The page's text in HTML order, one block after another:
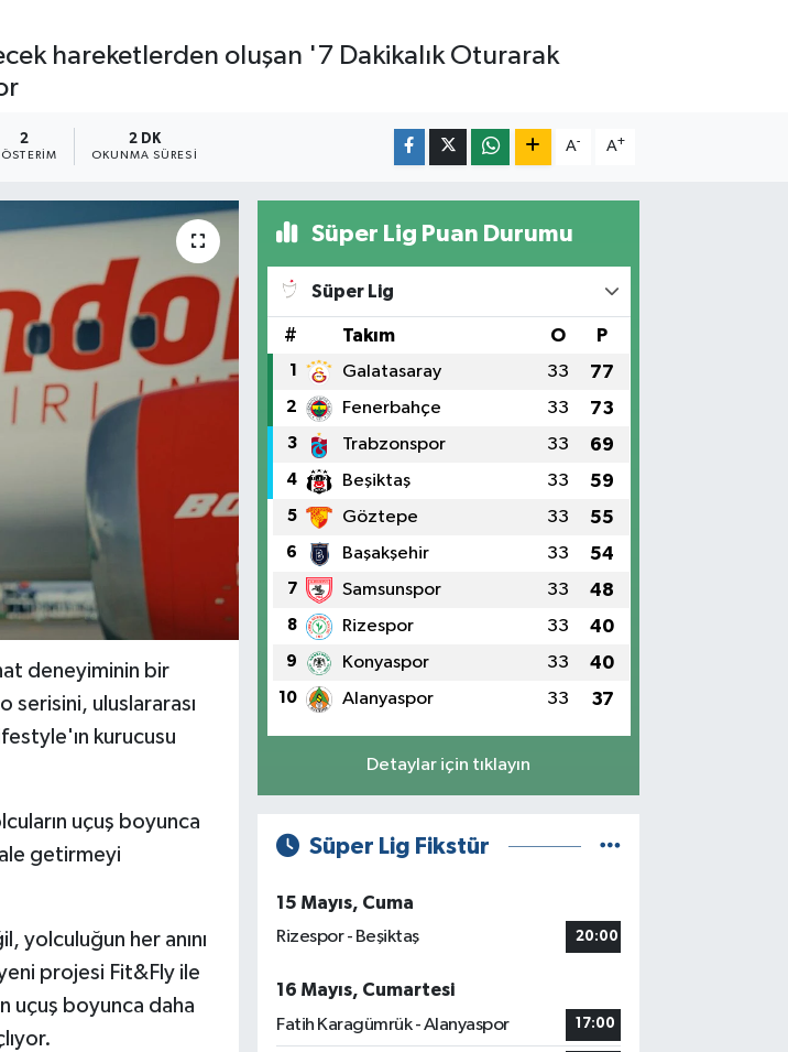
hareketlerden oluşan '7 Dakikalık Oturarak
2 2 DK
OKUNMA SÜRESI
A- A+
deneyiminin bir
serisini, uluslararası
kurucusu
uçuş boyunca
getirmeyi
yolculuğun her anını
projesi Fit&Fly ile
uçuş boyunca daha
Süper Lig Puan Durumu
Süper Lig
# Takım O P
1 Galatasaray 33 77
2 Fenerbahçe 33 73
3 Trabzonspor 33 69
4 Beşiktaş 33 59
5 Göztepe 33 55
6 Başakşehir 33 54
7 Samsunspor 33 48
8 Rizespor 33 40
9 Konyaspor 33 40
10 Alanyaspor 33 37
Detaylar için tıklayın
Süper Lig Fikstür
15 Mayıs, Cuma
Rizespor - Beşiktaş
20:00
16 Mayıs, Cumartesi
Fatih Karagümrük - Alanyaspor
17:00